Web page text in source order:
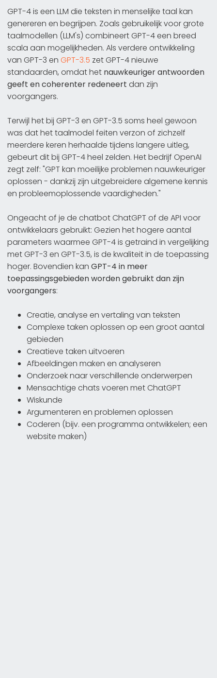
GPT-4 is een LLM die teksten in menselijke taal kan
genereren en begrijpen. Zoals gebruikelijk voor grote
taalmodellen (LLM's) combineert GPT-4 een breed
scala aan mogelijkheden. Als verdere ontwikkeling
van GPT-3 en GPT-3.5 zet GPT-4 nieuwe
standaarden, omdat het nauwkeuriger antwoorden
geeft en coherenter redeneert dan zijn
voorgangers.
Terwijl het bij GPT-3 en GPT-3.5 soms heel gewoon
was dat het taalmodel feiten verzon of zichzelf
meerdere keren herhaalde tijdens langere uitleg,
gebeurt dit bij GPT-4 heel zelden. Het bedrijf OpenAI
zegt zelf: "GPT kan moeilijke problemen nauwkeuriger
oplossen - dankzij zijn uitgebreidere algemene kennis
en probleemoplossende vaardigheden."
Ongeacht of je de chatbot ChatGPT of de API voor
ontwikkelaars gebruikt: Gezien het hogere aantal
parameters waarmee GPT-4 is getraind in vergelijking
met GPT-3 en GPT-3.5, is de kwaliteit in de toepassing
hoger. Bovendien kan GPT-4 in meer
toepassingsgebieden worden gebruikt dan zijn
voorgangers:
Creatie, analyse en vertaling van teksten
Complexe taken oplossen op een groot aantal
gebieden
Creatieve taken uitvoeren
Afbeeldingen maken en analyseren
Onderzoek naar verschillende onderwerpen
Mensachtige chats voeren met ChatGPT
Wiskunde
Argumenteren en problemen oplossen
Coderen (bijv. een programma ontwikkelen; een
website maken)